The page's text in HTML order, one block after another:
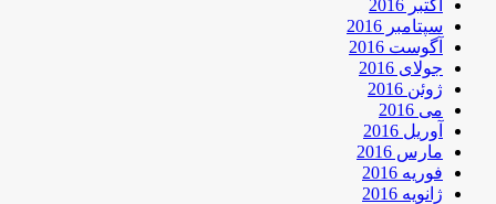
اکتبر 2016
سپتامبر 2016
آگوست 2016
جولای 2016
ژوئن 2016
می 2016
آوریل 2016
مارس 2016
فوریه 2016
ژانویه 2016